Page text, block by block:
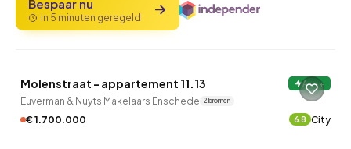
Bespaar nu
in 5 minuten geregeld
Molenstraat - appartement 11.13 A+++
Euverman & Nuyts Makelaars Enschede 2 bronnen
€ 1.700.000 6.8 City